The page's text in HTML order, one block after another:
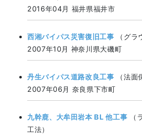
2016年04月 福井県福井市
西湘バイパス災害復旧工事 （グラ
2007年10月 神奈川県大磯町
丹生バイパス道路改良工事 （法面
2007年06月 奈良県下市町
九幹鹿、大牟田岩本 BL 他工事 （
工法）